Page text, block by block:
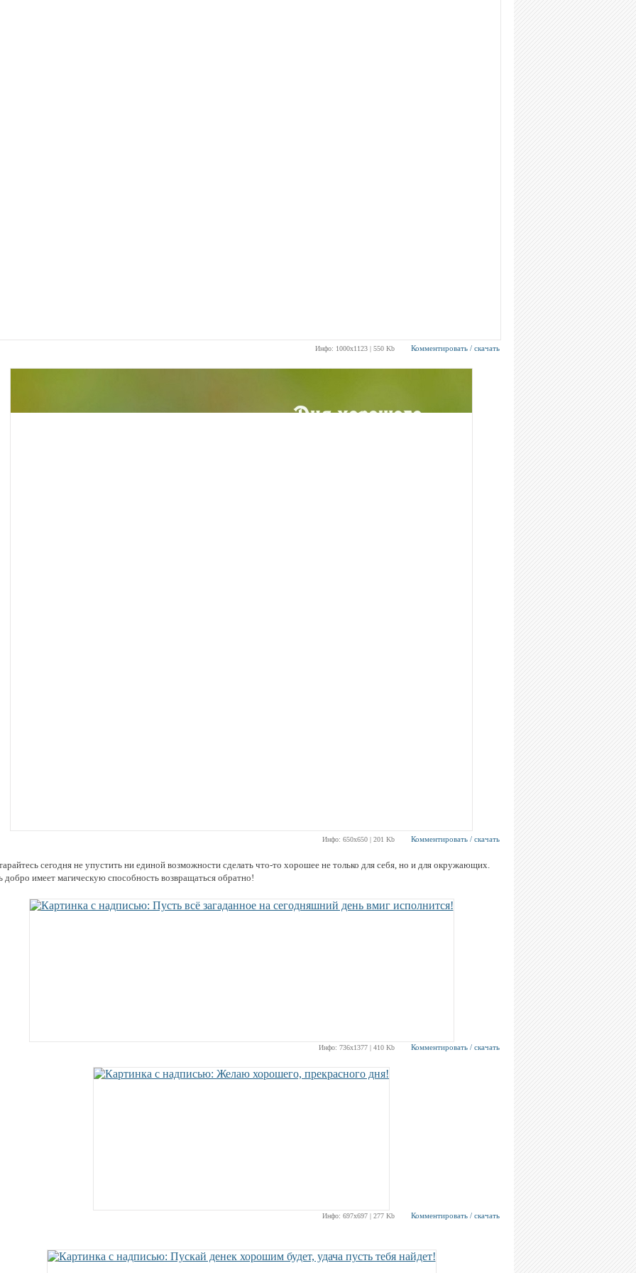
Инфо: 1000х1123 | 550 Kb Комментировать / скачать
Инфо: 650х650 | 201 Kb Комментировать / скачать
сегодня не упустить ни единой возможности сделать что-то хорошее не только для себя, но и для окружающих.
добро имеет магическую способность возвращаться обратно!
Инфо: 736х1377 | 410 Kb Комментировать / скачать
Инфо: 697х697 | 277 Kb Комментировать / скачать